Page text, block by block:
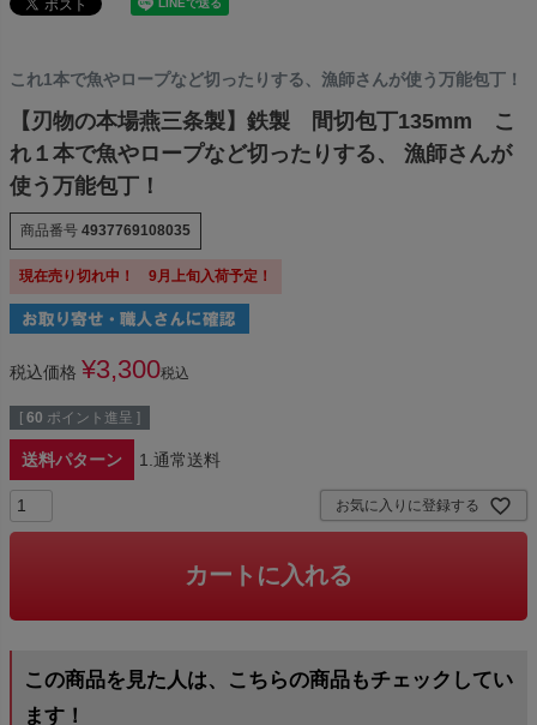
これ1本で魚やロープなど切ったりする、漁師さんが使う万能包丁！
【刃物の本場燕三条製】鉄製 間切包丁135mm こ
れ１本で魚やロープなど切ったりする、 漁師さんが
使う万能包丁！
商品番号 4937769108035
現在売り切れ中！ 9月上旬入荷予定！
税込価格 ¥3,300税込
[ 60 ポイント進呈 ]
送料パターン 1.通常送料
お気に入りに登録する
カートに入れる
この商品を見た人は、こちらの商品もチェックしてい
ます！